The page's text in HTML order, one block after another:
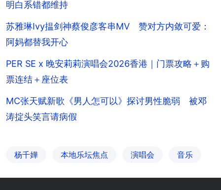
明白系错都维持
苏雅琳Ivy揾剑神蔡俊彦客串MV 赞对方内敛可爱：
阿妈都替我开心
PER SE x 晚安莉莉演唱会2026香港｜门票攻略＋购
票连结＋座位表
MC张天赋新歌《男人怎可以》探讨男性脆弱 被邓
涛掟头笑言请病假
杨千嬅 本地乐坛焦点 演唱会 音乐